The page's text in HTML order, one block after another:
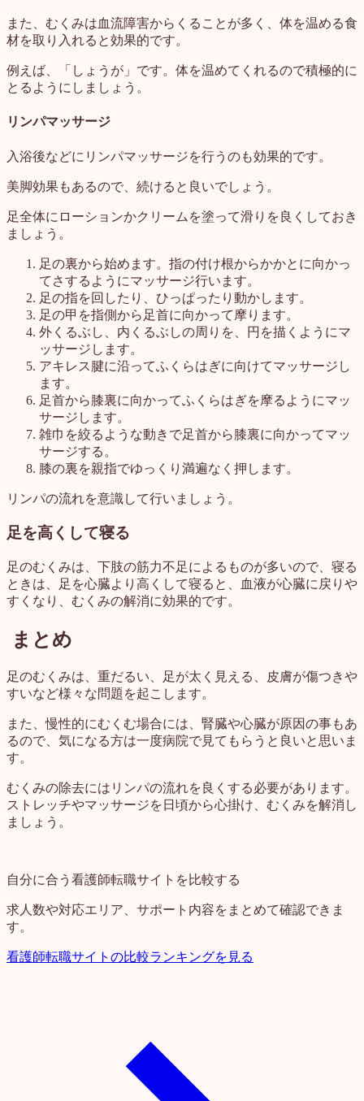
また、むくみは血流障害からくることが多く、体を温める食
材を取り入れると効果的です。
例えば、「しょうが」です。体を温めてくれるので積極的に
とるようにしましょう。
リンパマッサージ
入浴後などにリンパマッサージを行うのも効果的です。
美脚効果もあるので、続けると良いでしょう。
足全体にローションかクリームを塗って滑りを良くしておき
ましょう。
足の裏から始めます。指の付け根からかかとに向かっ
てさするようにマッサージ行います。
足の指を回したり、ひっぱったり動かします。
足の甲を指側から足首に向かって摩ります。
外くるぶし、内くるぶしの周りを、円を描くようにマ
ッサージします。
アキレス腱に沿ってふくらはぎに向けてマッサージし
ます。
足首から膝裏に向かってふくらはぎを摩るようにマッ
サージします。
雑巾を絞るような動きで足首から膝裏に向かってマッ
サージする。
膝の裏を親指でゆっくり満遍なく押します。
リンパの流れを意識して行いましょう。
足を高くして寝る
足のむくみは、下肢の筋力不足によるものが多いので、寝る
ときは、足を心臓より高くして寝ると、血液が心臓に戻りや
すくなり、むくみの解消に効果的です。
まとめ
足のむくみは、重だるい、足が太く見える、皮膚が傷つきや
すいなど様々な問題を起こします。
また、慢性的にむくむ場合には、腎臓や心臓が原因の事もあ
るので、気になる方は一度病院で見てもらうと良いと思いま
す。
むくみの除去にはリンパの流れを良くする必要があります。
ストレッチやマッサージを日頃から心掛け、むくみを解消し
ましょう。
自分に合う看護師転職サイトを比較する
求人数や対応エリア、サポート内容をまとめて確認できま
す。
看護師転職サイトの比較ランキングを見る